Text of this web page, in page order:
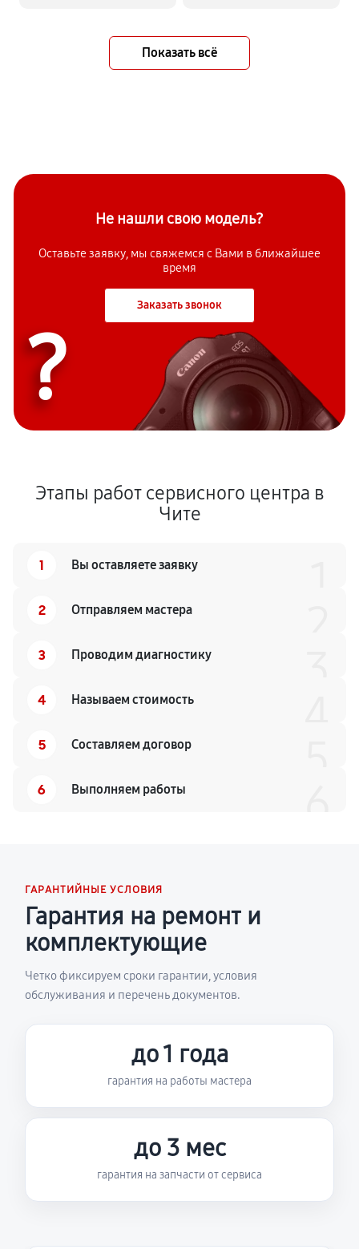
Показать всё
Не нашли свою модель?
Оставьте заявку, мы свяжемся с Вами в ближайшее
время
Заказать звонок
?
Этапы работ сервисного центра в
Чите
1 Вы оставляете заявку
2 Отправляем мастера
3 Проводим диагностику
4 Называем стоимость
5 Составляем договор
6 Выполняем работы
ГАРАНТИЙНЫЕ УСЛОВИЯ
Гарантия на ремонт и
комплектующие
Четко фиксируем сроки гарантии, условия
обслуживания и перечень документов.
до 1 года
гарантия на работы мастера
до 3 мес
гарантия на запчасти от сервиса